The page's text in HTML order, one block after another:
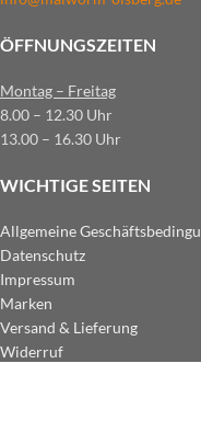
ÖFFNUNGSZEITEN
Montag – Freitag
8.00 – 12.30 Uhr
13.00 – 16.30 Uhr
WICHTIGE SEITEN
Allgemeine
Datenschutz
Impressum
Marken
Versand & Lieferung
Widerruf